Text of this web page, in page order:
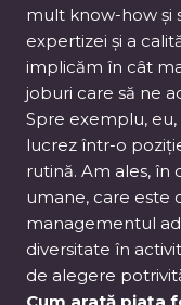
mult know-how și
expertizei și a
implicăm în cât
joburi care să ne
Spre exemplu,
lucrez într-o
rutină. Am ales, în
umane, care este
managementul
diversitate în
de alegere